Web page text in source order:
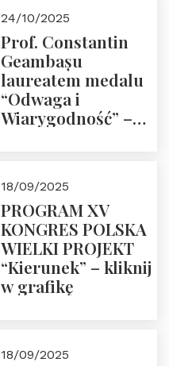
24/10/2025
Prof. Constantin
Geambașu
laureatem medalu
“Odwaga i
Wiarygodność” –
18/09/2025
PROGRAM XV
KONGRES POLSKA
WIELKI PROJEKT
“Kierunek” – kliknij
w grafikę
18/09/2025